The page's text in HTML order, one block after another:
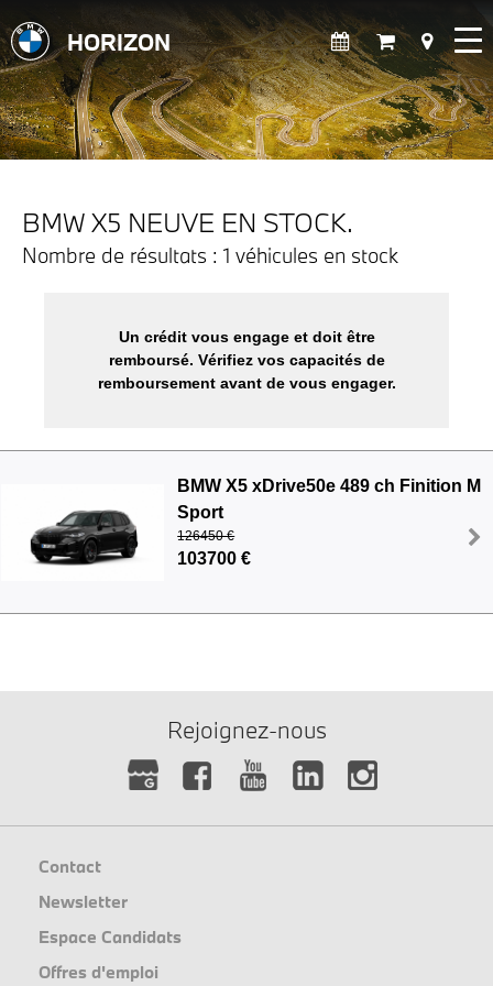
HORIZON
BMW X5 NEUVE EN STOCK.
Nombre de résultats : 1 véhicules en stock
Un crédit vous engage et doit être
remboursé. Vérifiez vos capacités de
remboursement avant de vous engager.
BMW X5 xDrive50e 489 ch Finition M
Sport
126450 €
103700 €
Rejoignez-nous
Contact
Newsletter
Espace Candidats
Offres d'emploi